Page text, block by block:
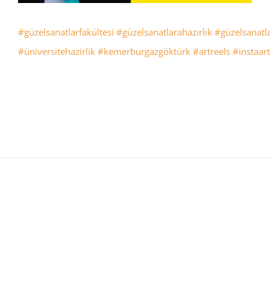
#güzelsanatlarfakültesi #güzelsanatlarahazırlık
#üniversitehazirlik #kemerburgazgöktürk #artreels #instaart